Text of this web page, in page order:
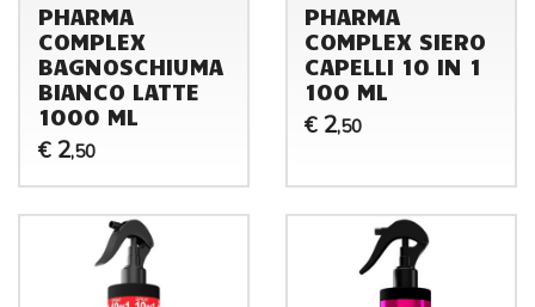
PHARMA
COMPLEX
BAGNOSCHIUMA
BIANCO LATTE
1000 ML
€ 2,50
PHARMA
COMPLEX SIERO
CAPELLI 10 IN 1
100 ML
€ 2,50